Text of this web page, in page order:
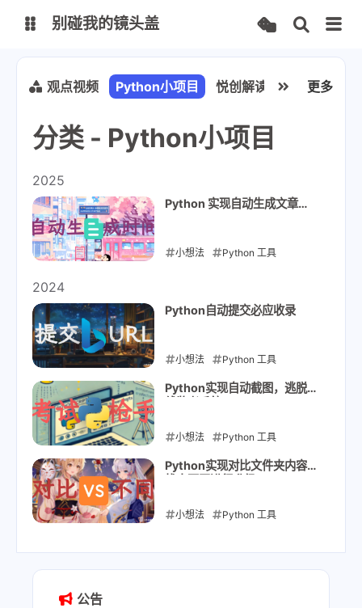
文档
FPManager CodeMark
思否 CSDN
知乎
别碰我的镜头盖
技巧 观点视频 Python小项目 悦创解读与实操 悦读
更多
分类 - Python小项目
2025
Python 实现自动生成文章
小想法 Python 工具
2024
Python自动提交必应收录
小想法 Python 工具
2024-12-05
Python实现自动截图，逃脱在
小想法 Python 工具
2024-11-01
Python实现对比文件夹内容，
小想法 Python 工具
公告